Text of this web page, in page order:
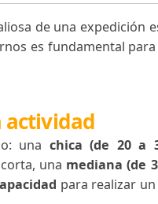
valiosa de una
es
la
en uso: unachica